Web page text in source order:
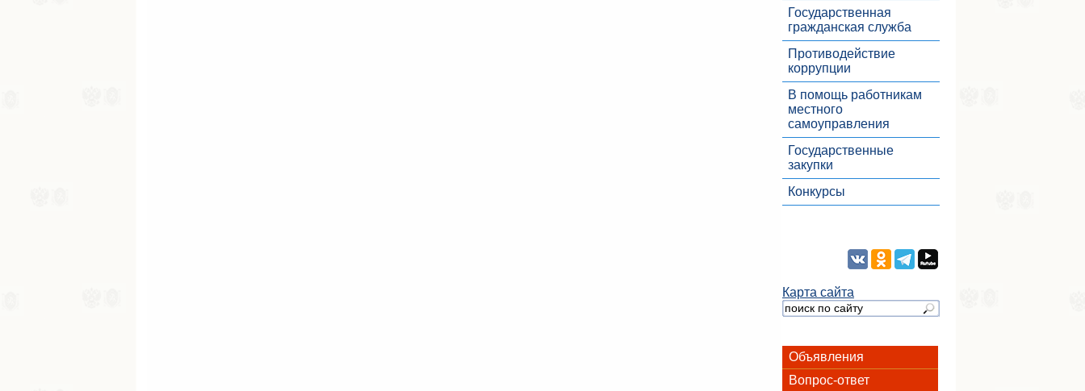
Государственная
гражданская служба
Противодействие
коррупции
В помощь работникам
местного
самоуправления
Государственные
закупки
Конкурсы
Карта сайта
Объявления
Вопрос-ответ